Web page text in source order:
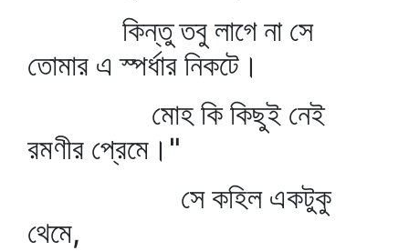
কিন্তু তবু লাগে না সে
তোমার এ স্পর্ধার নিকটে।
মোহ কি কিছুই নেই
রমণীর প্রেমে।"
সে কহিল একটুকু
থেমে,